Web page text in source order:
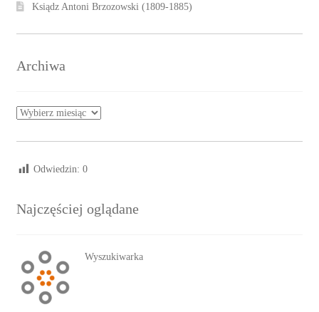
Ksiądz Antoni Brzozowski (1809-1885)
Archiwa
Archiwa
Odwiedzin: 0
Najczęściej oglądane
Wyszukiwarka